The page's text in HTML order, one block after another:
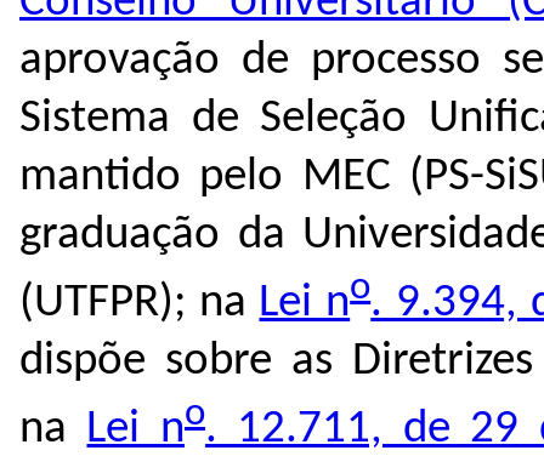
aprovação de processo
Sistema de Seleção
mantido pelo MEC (PS-
graduação da
(UTFPR); na Lei no. 9.394,
dispõe sobre as
na Lei no. 12.711, de 29